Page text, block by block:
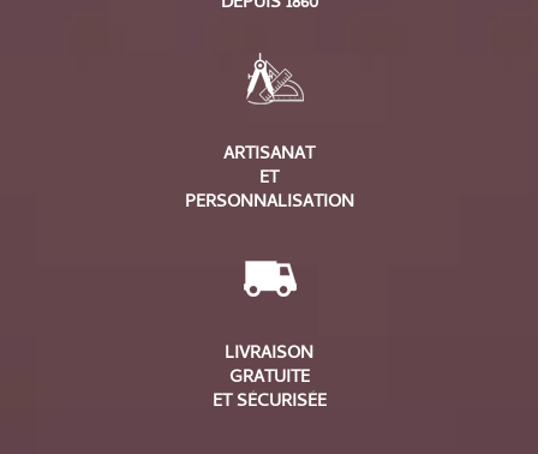
ARTISANAT
ET
PERSONNALISATION
LIVRAISON
GRATUITE
ET SÉCURISÉE